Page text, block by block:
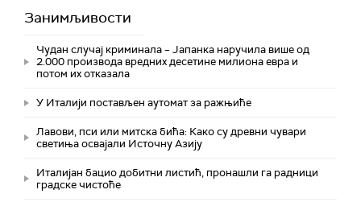
Занимљивости
Чудан случај криминала – Јапанка наручила више од
2.000 производа вредних десетине милиона евра и
потом их отказала
У Италији постављен аутомат за ражњиће
Лавови, пси или митска бића: Како су древни чувари
светиња освајали Источну Азију
Италијан бацио добитни листић, пронашли га радници
градске чистоће